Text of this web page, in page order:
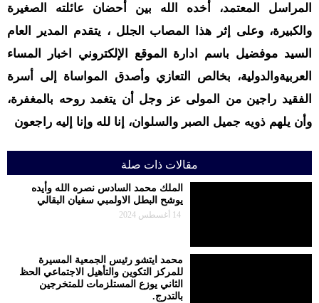
المراسل المعتمد، أخده الله بين أحضان عائلته الصغيرة
والكبيرة، وعلى إثر هذا المصاب الجلل ، يتقدم المدير العام
السيد موفضيل باسم ادارة الموقع الإلكتروني اخبار المساء
العربيةوالدولية، بخالص التعازي وأصدق المواساة إلى أسرة
الفقيد راجين من المولى عز وجل أن يتغمد روحه بالمغفرة،
وأن يلهم ذويه جميل الصبر والسلوان، إنا لله وإنا إليه راجعون
مقالات ذات صلة
الملك محمد السادس نصره الله وأيده
يوشح البطل الاولمبي سفيان البقالي
14 أغسطس 2024
محمد ايتشو رئيس الجمعية المسيرة
للمركز التكوين والتأهيل الاجتماعي الحظ
الثاني يوزع المستلزمات للمتخرجين
بالتدرج.